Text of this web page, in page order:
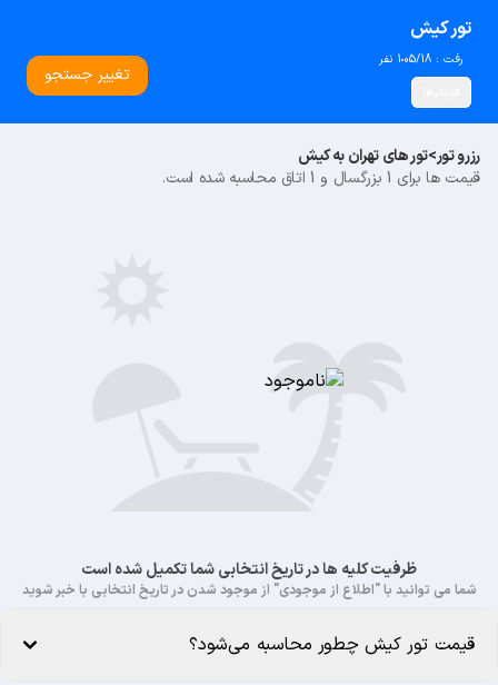
تور کیش
رفت : 05/18 1 نفر
تغییر جستجو
رزرو تور>تور های تهران به کیش
قیمت ها برای 1 بزرگسال و 1 اتاق محاسبه شده است.
ظرفیت کلیه ها در تاریخ انتخابی شما تکمیل شده است
شما می توانید با "اطلاع از موجودی" از موجود شدن در تاریخ انتخابی با خبر شوید
قیمت تور کیش چطور محاسبه می‌شود؟